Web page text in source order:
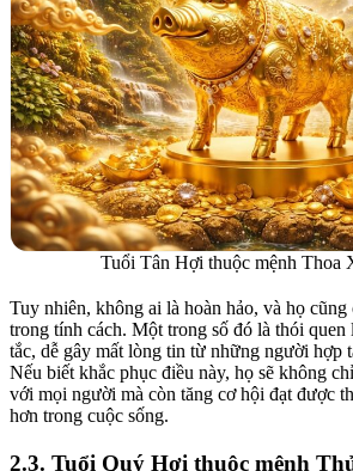
Tuổi Tân Hợi thuộc mệnh Thoa
Tuy nhiên, không ai là hoàn hảo, và họ
trong tính cách. Một trong số đó là thói quen
tắc, dễ gây mất lòng tin từ những người hợp
Nếu biết khắc phục điều này, họ sẽ không
với mọi người mà còn tăng cơ hội đạt được
hơn trong cuộc sống.
2.3. Tuổi Quý Hợi thuộc mệnh